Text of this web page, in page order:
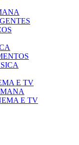
E TV
E TV